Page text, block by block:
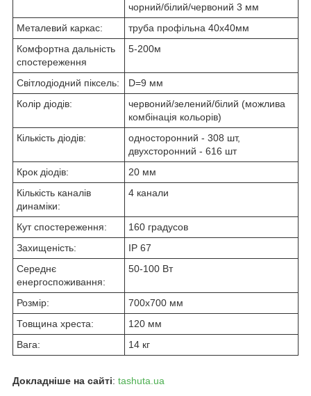
чорний/білий/червоний 3 мм
Металевий каркас:
труба профільна 40х40мм
Комфортна дальність
спостереження
5-200м
Світлодіодний піксель:
D=9 мм
Колір діодів:
червоний/зелений/білий (можлива
комбінація кольорів)
Кількість діодів:
односторонний - 308 шт,
двухсторонний - 616 шт
Крок діодів:
20 мм
Кількість каналів
динаміки:
4 канали
Кут спостереження:
160 градусов
Захищеність:
IP 67
Середнє
енергоспоживання:
50-100 Вт
Розмір:
700х700 мм
Товщина хреста:
120 мм
Вага:
14 кг
Докладніше на сайті: tashuta.ua